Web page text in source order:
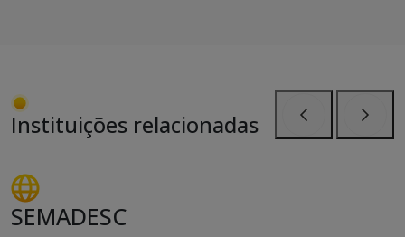
Instituições relacionadas
SEMADESC